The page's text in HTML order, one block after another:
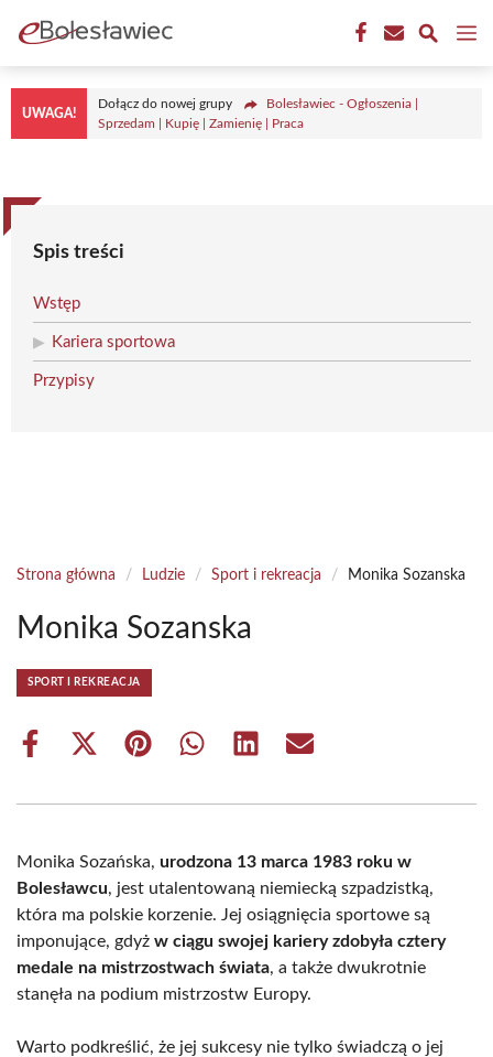
treści
UWAGA!
Dołącz do nowej grupy
Bolesławiec - Ogłoszenia |
Sprzedam | Kupię | Zamienię | Praca
Spis treści
Wstęp
Kariera sportowa
Przypisy
Strona główna / Ludzie / Sport i rekreacja / Monika Sozanska
Monika Sozanska
SPORT I REKREACJA
Share
Share
(Twitter)
Share Share Share Share
Monika Sozańska, urodzona 13 marca 1983 roku w
Bolesławcu, jest utalentowaną niemiecką szpadzistką,
która ma polskie korzenie. Jej osiągnięcia sportowe są
imponujące, gdyż w ciągu swojej kariery zdobyła cztery
medale na mistrzostwach świata, a także dwukrotnie
stanęła na podium mistrzostw Europy.
Warto podkreślić, że jej sukcesy nie tylko świadczą o jej